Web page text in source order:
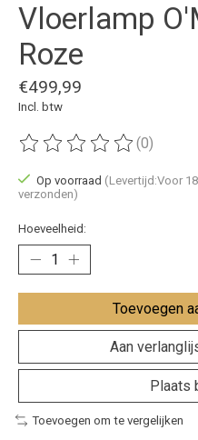
Vloerlamp
Roze
€499,99
Incl. btw
De beoordeling van dit
(0)
Op voorraad (Levertijd:Voor
verzonden)
Hoeveelheid:
Toevoegen
Aan
Plaats
Toevoegen om te vergelijken